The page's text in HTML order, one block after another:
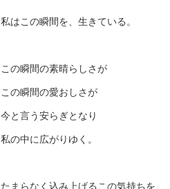
私はこの瞬間を、生きている。
この瞬間の素晴らしさが
この瞬間の愛おしさが
今と言う安らぎとなり
私の中に広がりゆく。
たまらなく込み上げるこの気持ちを